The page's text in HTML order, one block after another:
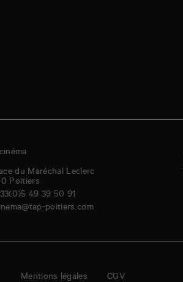
du Maréchal Leclerc
Poitiers
49 39 50 91
poitiers.com
Mentions légales CGV